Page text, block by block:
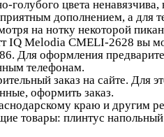
цвета
дополнением, а для
на нотку некоторой
IQ Melodia CMELI-2628 вы
Для оформления
телефонам.
заказ на сайте. Для
оформить заказ.
краю и другим
товары: плинтус